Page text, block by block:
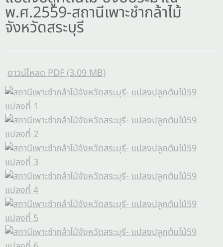
พ.ศ.2559-สถานีเพาะชำกล้าไม้
จังหวัดสระบุรี
ดาวน์โหลด PDF (3.09 MB)